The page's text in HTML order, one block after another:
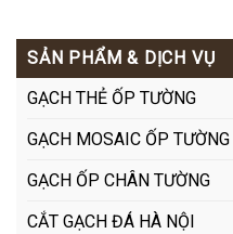
SẢN PHẨM & DỊCH VỤ
GẠCH THẺ ỐP TƯỜNG
GẠCH MOSAIC ỐP TƯỜNG
GẠCH ỐP CHÂN TƯỜNG
CẮT GẠCH ĐÁ HÀ NỘI